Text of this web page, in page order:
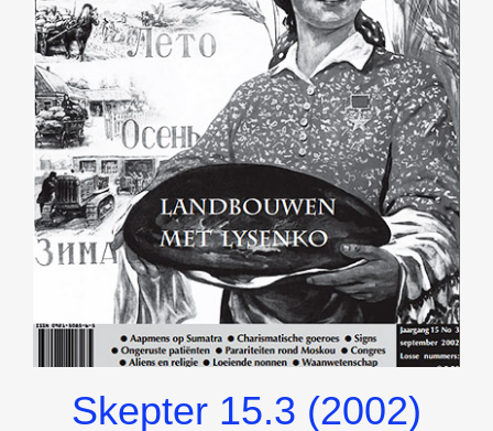
Skepter 15.3 (2002)